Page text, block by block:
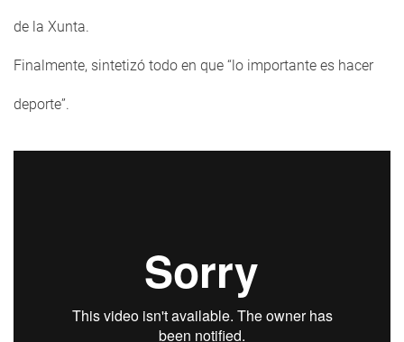
de la Xunta.
Finalmente, sintetizó todo en que “lo importante es hacer
deporte”.